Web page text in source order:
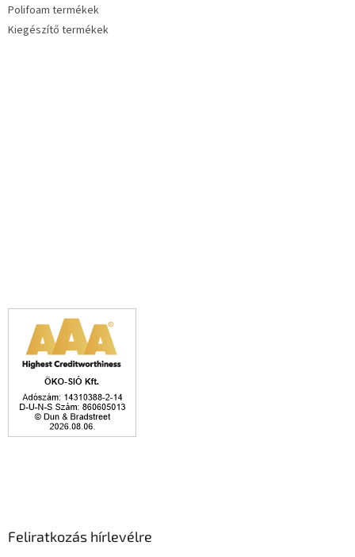
Polifoam termékek
Kiegészítő termékek
Feliratkozás hírlevélre